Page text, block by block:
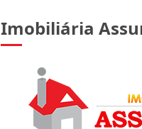
Imobiliária